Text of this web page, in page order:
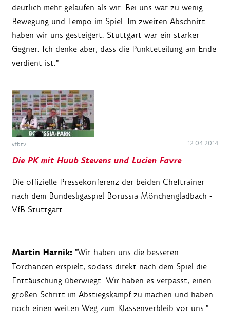
deutlich mehr gelaufen als wir. Bei uns war zu wenig
Bewegung und Tempo im Spiel. Im zweiten Abschnitt
haben wir uns gesteigert. Stuttgart war ein starker
Gegner. Ich denke aber, dass die Punkteteilung am Ende
verdient ist."
vfbtv 12.04.2014
Die PK mit Huub Stevens und Lucien Favre
Die offizielle Pressekonferenz der beiden Cheftrainer
nach dem Bundesligaspiel Borussia Mönchengladbach -
VfB Stuttgart.
Martin Harnik: "Wir haben uns die besseren
Torchancen erspielt, sodass direkt nach dem Spiel die
Enttäuschung überwiegt. Wir haben es verpasst, einen
großen Schritt im Abstiegskampf zu machen und haben
noch einen weiten Weg zum Klassenverbleib vor uns."